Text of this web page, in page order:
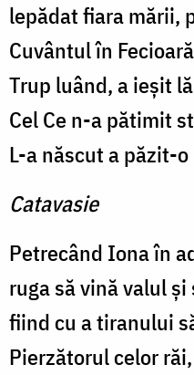
lepădat fiara mării,
Cuvântul în
Trup luând, a ieşit
Cel Ce n-a pătimit
L-a născut a păzit-
Catavasie
Petrecând Iona în
ruga să vină valul
fiind cu a tiranului
Pierzătorul celor